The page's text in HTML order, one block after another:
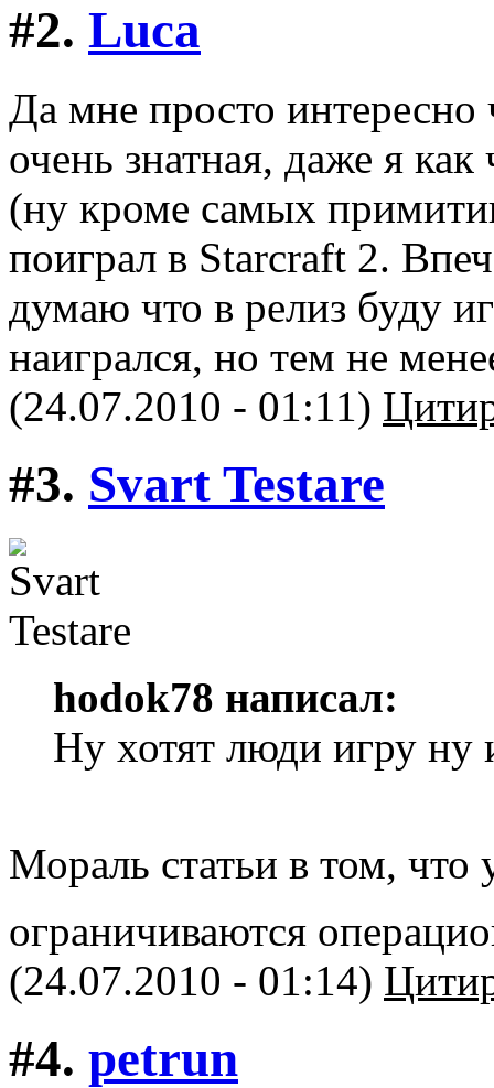
#2. Luca
Да мне просто интересно
очень знатная, даже я
(ну кроме самых
поиграл в Starcraft 2.
думаю что в релиз буду
наигрался, но тем не
(24.07.2010 - 01:11)
#3. Svart Testare
hodok78 написал:
Ну хотят люди игру ну
Мораль статьи в том,
ограничиваются
(24.07.2010 - 01:14)
#4. petrun